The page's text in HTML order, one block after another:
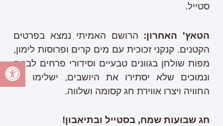
סטייל.
הטאץ' האחרון: הרושם האמיתי נמצא בפרטים
הקטנים. קנקני זכוכית עם מים קרים ופרוסות לימון,
מפות שולחן בגוונים טבעיים וסידורי פרחים לבנים
ונמוכים שלא יסתירו את היושבים, ישלימו את
החוויה ויצרו אווירת חג קסומה ושלווה.
חג שבועות שמח, בסטייל ובתיאבון!